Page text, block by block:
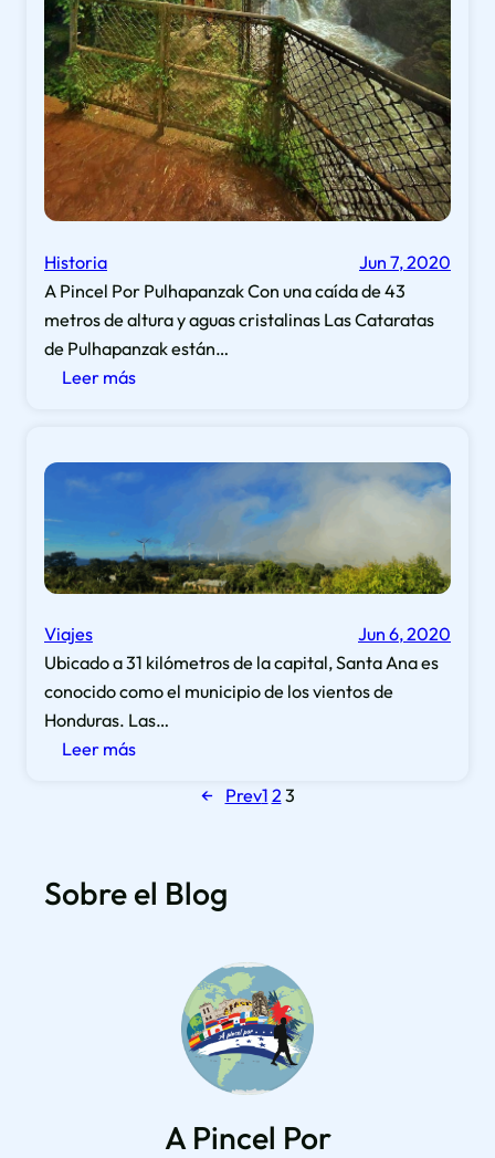
u
e
o
l
ó
g
i
c
s
u
i
p
u
l
a
s
u
a
t
e
l
Historia
Jun 7, 2020
A Pincel Por Pulhapanzak Con una caída de 43
metros de altura y aguas cristalinas Las Cataratas
de Pulhapanzak están…
Leer más:
o
g
e
e
l
a
p
r
Viajes
Jun 6, 2020
Ubicado a 31 kilómetros de la capital, Santa Ana es
conocido como el municipio de los vientos de
Honduras. Las…
Leer más:
a
← Prev1 23
Sobre el Blog
A Pincel Por